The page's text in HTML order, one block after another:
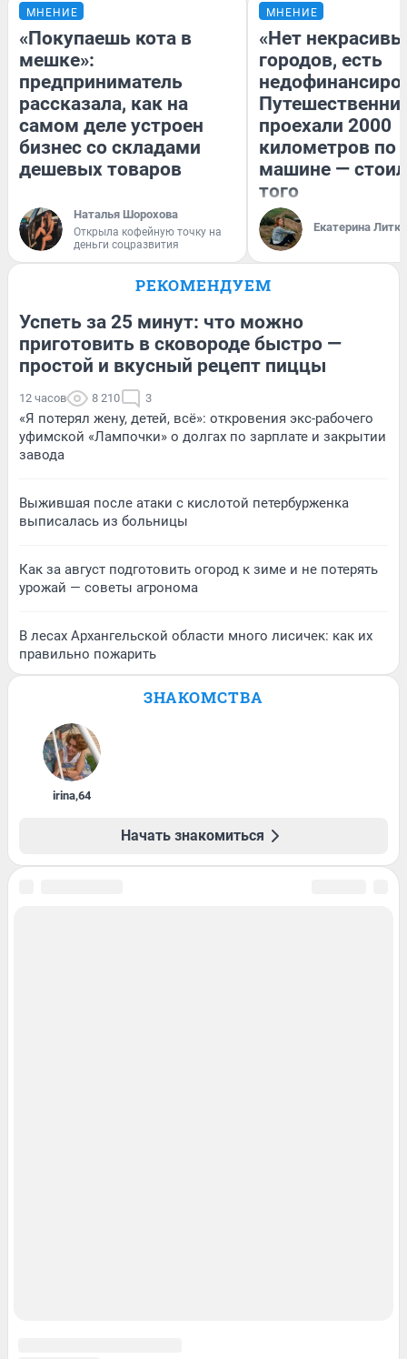
МНЕНИЕ
«Покупаешь кота в
мешке»:
предприниматель
рассказала, как на
самом деле устроен
бизнес со складами
дешевых товаров
Наталья Шорохова
Открыла кофейную точку на
деньги соцразвития
МНЕНИЕ
«Нет
городов, есть
проехали 2000
километров по
машине —
того
Екатерина
РЕКОМЕНДУЕМ
Успеть за 25 минут: что можно
приготовить в сковороде быстро —
простой и вкусный рецепт пиццы
12 часов 8 210 3
«Я потерял жену, детей, всё»: откровения экс-рабочего
уфимской «Лампочки» о долгах по зарплате и закрытии
завода
Выжившая после атаки с кислотой петербурженка
выписалась из больницы
Как за август подготовить огород к зиме и не потерять
урожай — советы агронома
В лесах Архангельской области много лисичек: как их
правильно пожарить
ЗНАКОМСТВА
irina,64
Начать знакомиться